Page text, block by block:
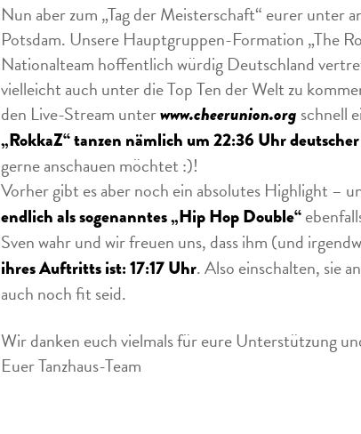
Nun aber zum „Tag der Meisterschaft“ eurer unter
Potsdam. Unsere Hauptgruppen-Formation „The
Nationalteam hoffentlich würdig Deutschland
vielleicht auch unter die Top Ten der Welt zu
den Live-Stream unterwww.cheerunion.org schnell
„RokkaZ“ tanzen nämlich um 22:36 Uhr
gerne anschauen möchtet :)!
Vorher gibt es aber noch ein absolutes Highlight –
endlich als sogenanntes „Hip Hop Double“
Sven wahr und wir freuen uns, dass ihm (und
ihres Auftritts ist: 17:17 Uhr. Also einschalten, sie
auch noch fit seid.
Wir danken euch vielmals für eure Unterstützung
Euer Tanzhaus-Team